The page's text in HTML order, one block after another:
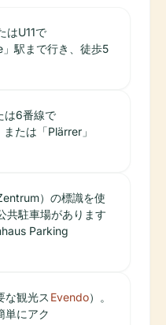
はU11で
」駅まで行き、徒歩5
は6番線で
たは「Plärrer」
）の標識を使
共駐車場があります
Parking
な観光ス
単にアク
Evendo）。